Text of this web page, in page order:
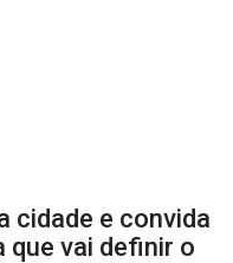
cidade e convida
que vai definir o